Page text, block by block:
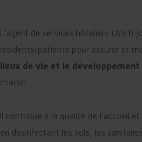
L’agent de services hôteliers (ASH)
résidents/patients pour assurer et
lieux de vie et le développement
chacun.
Il contribue à la qualité de l’accueil
en désinfectant les sols, les